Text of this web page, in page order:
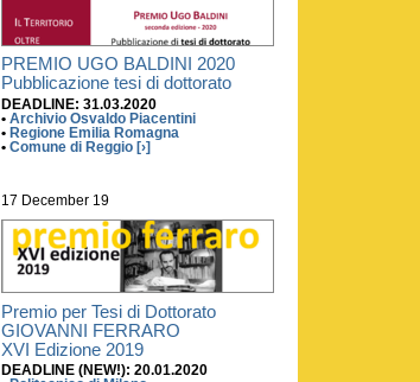
PREMIO UGO BALDINI 2020
Pubblicazione tesi di dottorato
DEADLINE: 31.03.2020
• Archivio Osvaldo Piacentini
• Regione Emilia Romagna
• Comune di Reggio [›]
17 December 19
Premio per Tesi di Dottorato
GIOVANNI FERRARO
XVI Edizione 2019
DEADLINE (NEW!): 20.01.2020